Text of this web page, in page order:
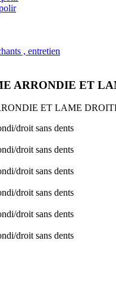
, entretien
ARRONDIE ET
ET LAME
droit sans dents
droit sans dents
droit sans dents
droit sans dents
droit sans dents
droit sans dents